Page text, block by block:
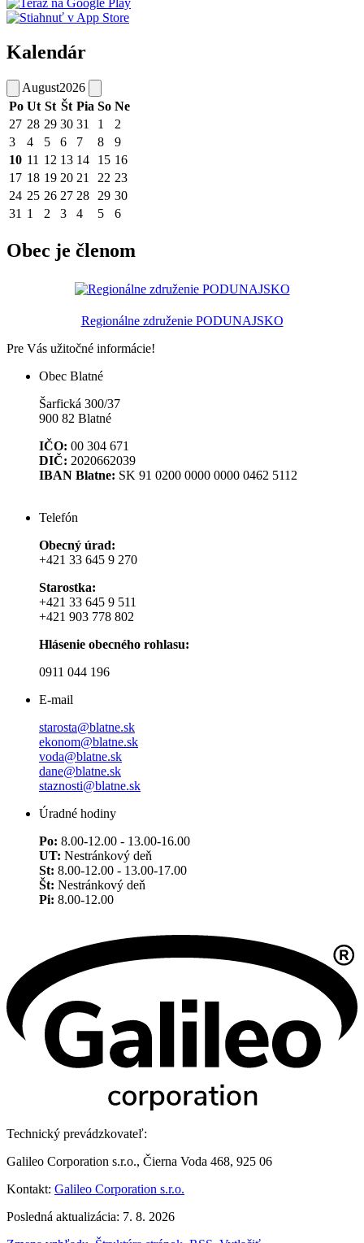
Kalendár
August2026
Po Ut St Št Pia So Ne
27 28 29 30 31 1
2
3
4 5 6 7 8
9
10 11 12 13 14 15 16
17 18 19 20 21 22 23
24 25 26 27 28 29 30
31 1 2 3 4 5 6
Obec je členom
Regionálne združenie PODUNAJSKO
Pre Vás užitočné informácie!
Obec Blatné
Šarfická 300/37
900 82 Blatné
IČO: 00 304 671
DIČ: 2020662039
IBAN Blatne: SK 91 0200 0000 0000 0462 5112
Telefón
Obecný úrad:
+421 33 645 9 270
Starostka:
+421 33 645 9 511
+421 903 778 802
Hlásenie obecného rohlasu:
0911 044 196
E-mail
starosta@blatne.sk
ekonom@blatne.sk
voda@blatne.sk
dane@blatne.sk
staznosti@blatne.sk
Úradné hodiny
Po: 8.00-12.00 - 13.00-16.00
UT: Nestránkový deň
St: 8.00-12.00 - 13.00-17.00
Št: Nestránkový deň
Pi: 8.00-12.00
Technický prevádzkovateľ:
Galileo Corporation s.r.o., Čierna Voda 468, 925 06
Kontakt: Galileo Corporation s.r.o.
Posledná aktualizácia: 7. 8. 2026